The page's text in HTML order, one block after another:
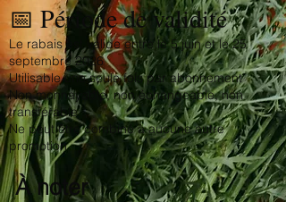
📅 Période de validité
Le rabais est valide entre le 5 juin et le 25
septembre 2026
Utilisable une seule fois par abonnement
Non monnayable, non échangeable, non
transférable
Ne peut être combiné à aucune autre
promotion
À noter